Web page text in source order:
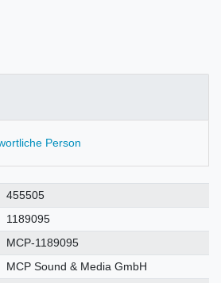
Person
455505
1189095
MCP-1189095
MCP Sound & Media GmbH